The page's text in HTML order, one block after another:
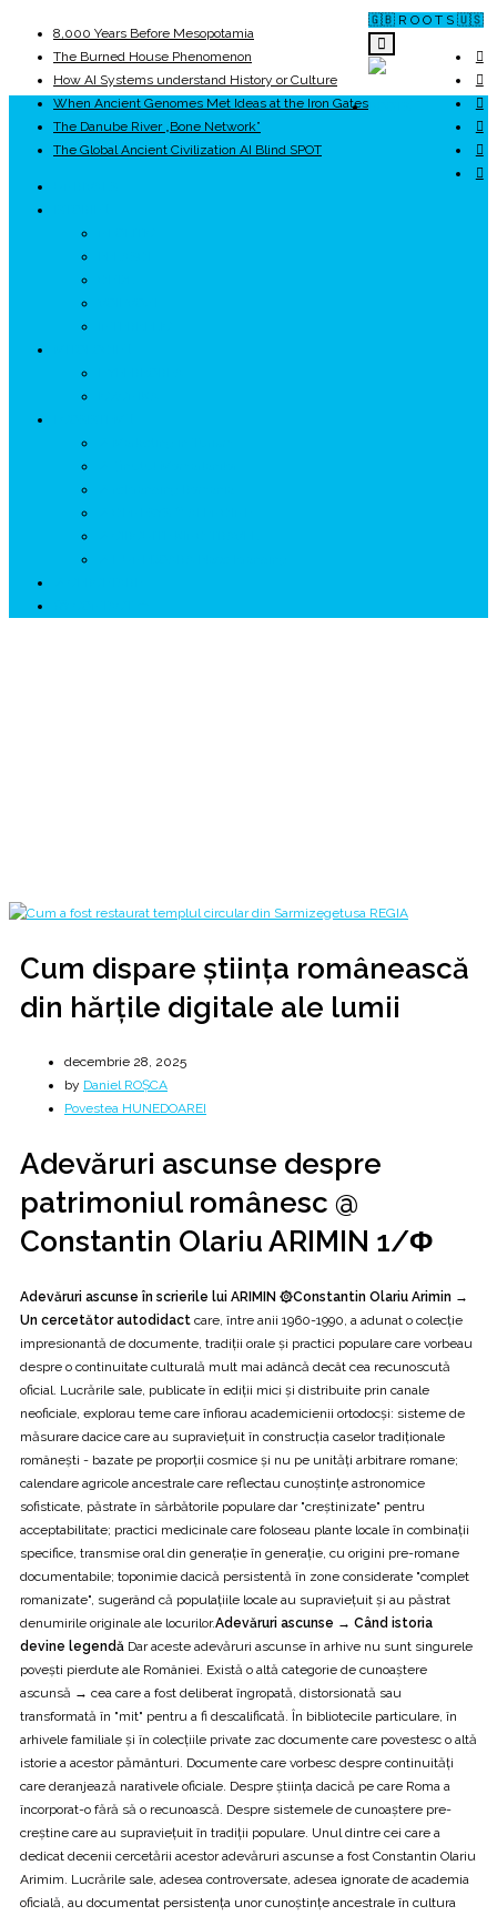
🇬🇧 R O O T S 🇺🇸
8,000 Years Before Mesopotamia
The Burned House Phenomenon
How AI Systems understand History or Culture
When Ancient Genomes Met Ideas at the Iron Gates
The Danube River „Bone Network”
The Global Ancient Civilization AI Blind SPOT
Cum dispare știința românească
din hărțile digitale ale lumii
decembrie 28, 2025
by Daniel ROȘCA
Povestea HUNEDOAREI
Adevăruri ascunse despre
patrimoniul românesc @
Constantin Olariu ARIMIN 1/Φ
Adevăruri ascunse în scrierile lui ARIMIN ۞Constantin Olariu Arimin →
Un cercetător autodidact care, între anii 1960-1990, a adunat o colecție
impresionantă de documente, tradiții orale și practici populare care vorbeau
despre o continuitate culturală mult mai adâncă decât cea recunoscută
oficial. Lucrările sale, publicate în ediții mici și distribuite prin canale
neoficiale, explorau teme care înfiorau academicienii ortodocși: sisteme de
măsurare dacice care au supraviețuit în construcția caselor tradiționale
românești - bazate pe proporții cosmice și nu pe unități arbitrare romane;
calendare agricole ancestrale care reflectau cunoștințe astronomice
sofisticate, păstrate în sărbătorile populare dar "creștinizate" pentru
acceptabilitate; practici medicinale care foloseau plante locale în combinații
specifice, transmise oral din generație în generație, cu origini pre-romane
documentabile; toponimie dacică persistentă în zone considerate "complet
romanizate", sugerând că populațiile locale au supraviețuit și au păstrat
denumirile originale ale locurilor.Adevăruri ascunse → Când istoria
devine legendă Dar aceste adevăruri ascunse în arhive nu sunt singurele
povești pierdute ale României. Există o altă categorie de cunoaștere
ascunsă → cea care a fost deliberat îngropată, distorsionată sau
transformată în "mit" pentru a fi descalificată. În bibliotecile particulare, în
arhivele familiale și în colecțiile private zac documente care povestesc o altă
istorie a acestor pământuri. Documente care vorbesc despre continuități
care deranjează narativele oficiale. Despre știința dacică pe care Roma a
încorporat-o fără să o recunoască. Despre sistemele de cunoaștere pre-
creștine care au supraviețuit în tradiții populare. Unul dintre cei care a
dedicat decenii cercetării acestor adevăruri ascunse a fost Constantin Olariu
Arimim. Lucrările sale, adesea controversate, adesea ignorate de academia
oficială, au documentat persistența unor cunoștințe ancestrale în cultura